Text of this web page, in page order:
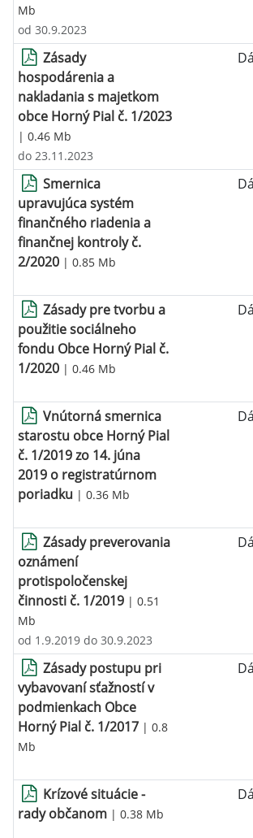
Mb
od 30.9.2023
Zásady
hospodárenia a
nakladania s majetkom
obce Horný Pial č. 1/2023
| 0.46 Mb
do 23.11.2023
Smernica
upravujúca systém
finančného riadenia a
finančnej kontroly č.
2/2020 | 0.85 Mb
Zásady pre tvorbu a
použitie sociálneho
fondu Obce Horný Pial č.
1/2020 | 0.46 Mb
Vnútorná smernica
starostu obce Horný Pial
č. 1/2019 zo 14. júna
2019 o registratúrnom
poriadku | 0.36 Mb
Zásady preverovania
oznámení
protispoločenskej
činnosti č. 1/2019 | 0.51
Mb
od 1.9.2019 do 30.9.2023
Zásady postupu pri
vybavovaní sťažností v
podmienkach Obce
Horný Pial č. 1/2017 | 0.8
Mb
Krízové situácie -
rady občanom | 0.38 Mb